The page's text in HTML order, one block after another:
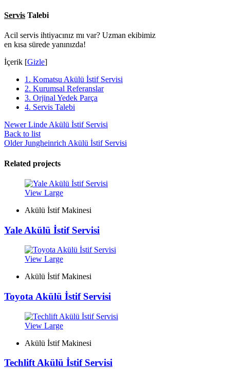
Servis Talebi
Acil servis ihtiyacınız mı var? Uzman ekibimiz
en kısa sürede yanınızda!
İçerik [Gizle]
1. Komatsu Akülü İstif Servisi
2. Kurumsal Referanslar
3. Orjinal Yedek Parça
4. Servis Talebi
Newer Linde Akülü İstif Servisi
Back to list
Older Jungheinrich Akülü İstif Servisi
Related projects
View Large
Akülü İstif Makinesi
Yale Akülü İstif Servisi
View Large
Akülü İstif Makinesi
Toyota Akülü İstif Servisi
View Large
Akülü İstif Makinesi
Techlift Akülü İstif Servisi